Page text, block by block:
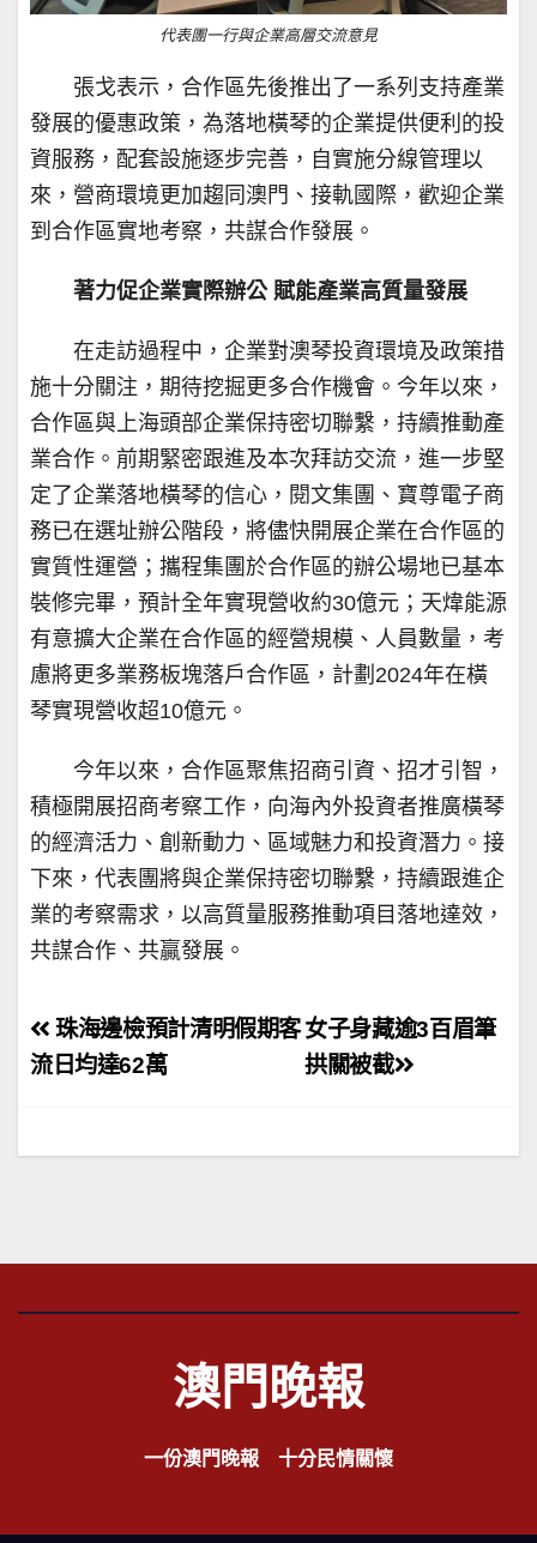
代表團一行與企業高層交流意見
張戈表示，合作區先後推出了一系列支持產業
發展的優惠政策，為落地橫琴的企業提供便利的投
資服務，配套設施逐步完善，自實施分線管理以
來，營商環境更加趨同澳門、接軌國際，歡迎企業
到合作區實地考察，共謀合作發展。
著力促企業實際辦公 賦能產業高質量發展
在走訪過程中，企業對澳琴投資環境及政策措
施十分關注，期待挖掘更多合作機會。今年以來，
合作區與上海頭部企業保持密切聯繫，持續推動產
業合作。前期緊密跟進及本次拜訪交流，進一步堅
定了企業落地橫琴的信心，閱文集團、寶尊電子商
務已在選址辦公階段，將儘快開展企業在合作區的
實質性運營；攜程集團於合作區的辦公場地已基本
裝修完畢，預計全年實現營收約30億元；天煒能源
有意擴大企業在合作區的經營規模、人員數量，考
慮將更多業務板塊落戶合作區，計劃2024年在橫
琴實現營收超10億元。
今年以來，合作區聚焦招商引資、招才引智，
積極開展招商考察工作，向海內外投資者推廣橫琴
的經濟活力、創新動力、區域魅力和投資潛力。接
下來，代表團將與企業保持密切聯繫，持續跟進企
業的考察需求，以高質量服務推動項目落地達效，
共謀合作、共贏發展。
文
章
覽
女子身藏逾3百眉筆
拱關被截
珠海邊檢預計清明假期客
流日均達62萬
澳門晚報
一份澳門晚報 十分民情關懷